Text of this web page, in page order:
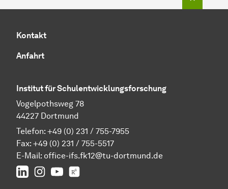
Kontakt
Anfahrt
Institut für Schulentwicklungsforschung
Vogelpothsweg 78
44227 Dortmund
Telefon: +49 (0) 231 / 755-7955
Fax: +49 (0) 231 / 755-5517
E-Mail: office-ifs.fk12@tu-dortmund.de
LinkedInIFS auf Instagram
IFS auf YouTube